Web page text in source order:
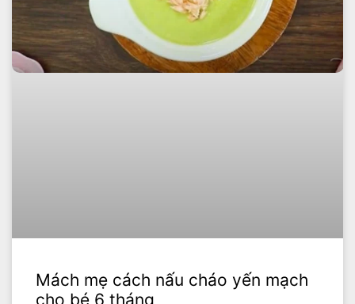
Mách mẹ cách nấu cháo yến mạch
cho bé 6 tháng